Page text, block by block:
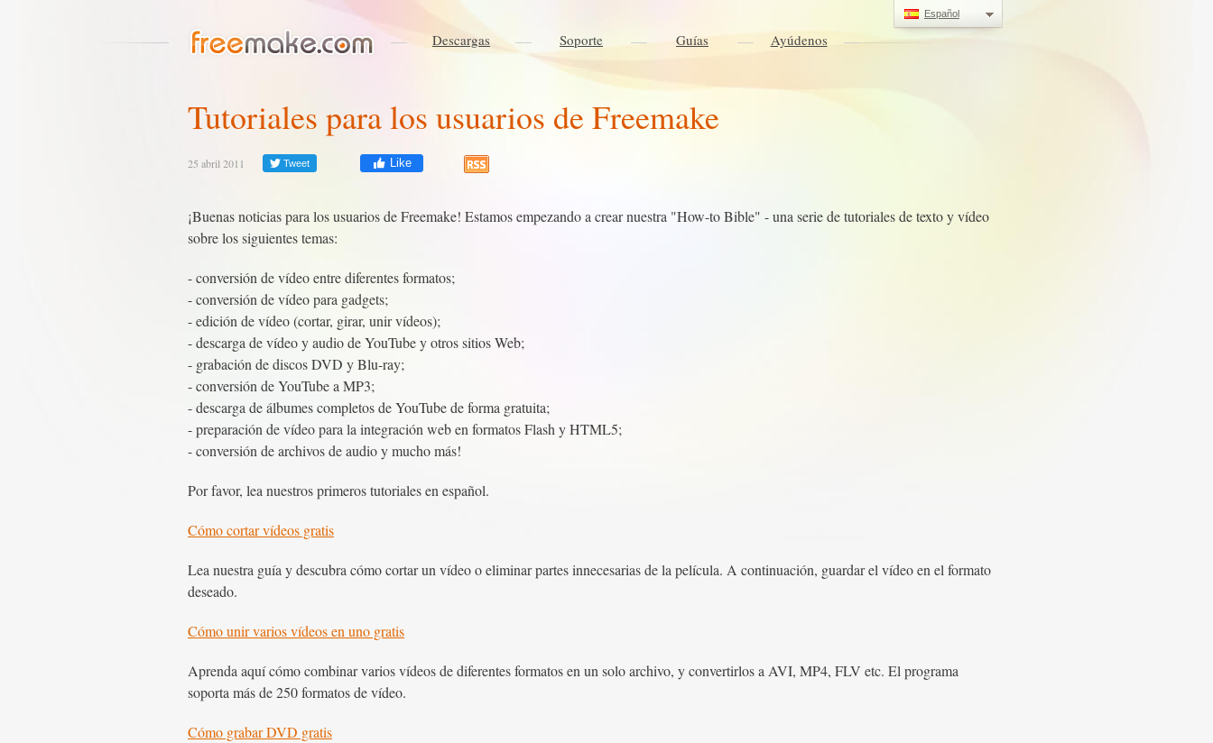
Español
Descargas Soporte Guías Ayúdenos
Tutoriales para los usuarios de Freemake
25 abril 2011 Tweet Like
¡Buenas noticias para los usuarios de Freemake! Estamos empezando a crear nuestra "How-to Bible" - una serie de tutoriales de texto y vídeo
sobre los siguientes temas:
- conversión de vídeo entre diferentes formatos;
- conversión de vídeo para gadgets;
- edición de vídeo (cortar, girar, unir vídeos);
- descarga de vídeo y audio de YouTube y otros sitios Web;
- grabación de discos DVD y Blu-ray;
- conversión de YouTube a MP3;
- descarga de álbumes completos de YouTube de forma gratuita;
- preparación de vídeo para la integración web en formatos Flash y HTML5;
- conversión de archivos de audio y mucho más!
Por favor, lea nuestros primeros tutoriales en español.
Cómo cortar vídeos gratis
Lea nuestra guía y descubra cómo cortar un vídeo o eliminar partes innecesarias de la película. A continuación, guardar el vídeo en el formato
deseado.
Cómo unir varios vídeos en uno gratis
Aprenda aquí cómo combinar varios vídeos de diferentes formatos en un solo archivo, y convertirlos a AVI, MP4, FLV etc. El programa
soporta más de 250 formatos de vídeo.
Cómo grabar DVD gratis